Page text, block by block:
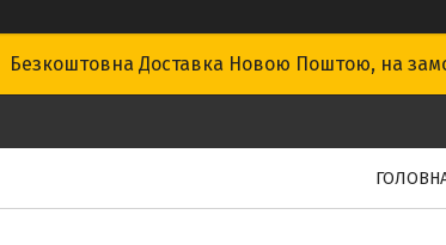
Безкоштовна Доставка Новою Поштою, на